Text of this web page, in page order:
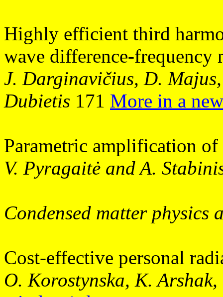
Highly efficient third
wave difference-
J. Darginavičius, D.
Dubietis 171 More in a
Parametric amplification
V. Pyragaitė and A.
Condensed matter physics
Cost-effective personal
O. Korostynska, K.